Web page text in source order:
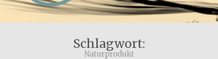
Schlagwort:
Naturprodukt